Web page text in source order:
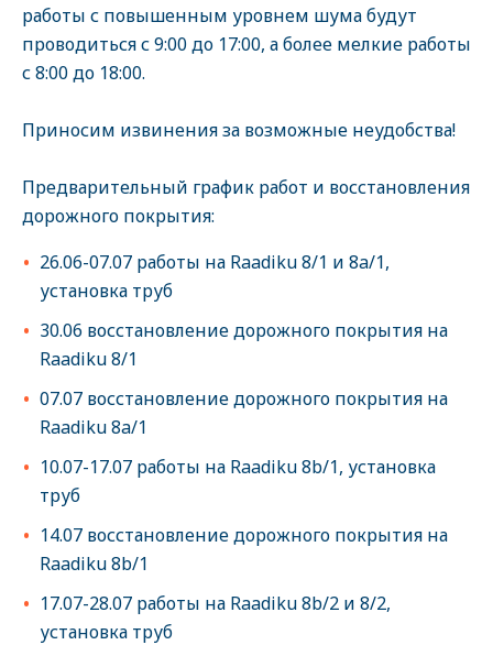
работы с повышенным уровнем шума будут
проводиться с 9:00 до 17:00, а более мелкие работы
с 8:00 до 18:00.
Приносим извинения за возможные неудобства!
Предварительный график работ и восстановления
дорожного покрытия:
26.06-07.07 работы на Raadiku 8/1 и 8a/1,
установка труб
30.06 восстановление дорожного покрытия на
Raadiku 8/1
07.07 восстановление дорожного покрытия на
Raadiku 8a/1
10.07-17.07 работы на Raadiku 8b/1, установка
труб
14.07 восстановление дорожного покрытия на
Raadiku 8b/1
17.07-28.07 работы на Raadiku 8b/2 и 8/2,
установка труб